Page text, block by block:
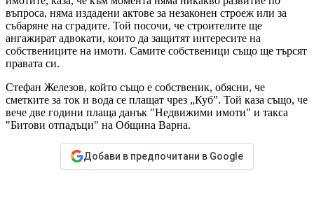
въпроса, няма издадени актове за незаконен строеж или за
събаряне на сградите. Той посочи, че строителите ще
ангажират адвокати, които да защитят интересите на
собствениците на имоти. Самите собственици също ще търсят
правата си.
Стефан Железов, който също е собственик, обясни, че
сметките за ток и вода се плащат чрез „Куб”. Той каза също, че
вече две години плаща данък "Недвижими имоти" и такса
"Битови отпадъци" на Община Варна.
Добави в предпочитани в Google